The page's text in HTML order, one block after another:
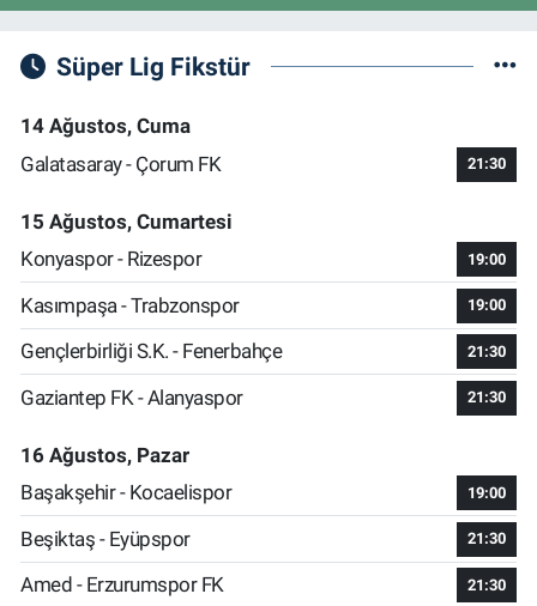
Süper Lig Fikstür
14 Ağustos, Cuma
Galatasaray - Çorum FK
21:30
15 Ağustos, Cumartesi
Konyaspor - Rizespor
19:00
Kasımpaşa - Trabzonspor 19:00
Gençlerbirliği S.K. - Fenerbahçe 21:30
Gaziantep FK - Alanyaspor 21:30
16 Ağustos, Pazar
Başakşehir - Kocaelispor
19:00
Beşiktaş - Eyüpspor 21:30
Amed - Erzurumspor FK 21:30